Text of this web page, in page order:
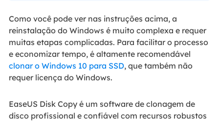
Como você pode ver nas instruções acima, a
reinstalação do Windows é muito complexa e requer
muitas etapas complicadas. Para facilitar o processo
e economizar tempo, é altamente recomendável
clonar o Windows 10 para SSD, que também não
requer licença do Windows.
EaseUS Disk Copy é um software de clonagem de
disco profissional e confiável com recursos robustos